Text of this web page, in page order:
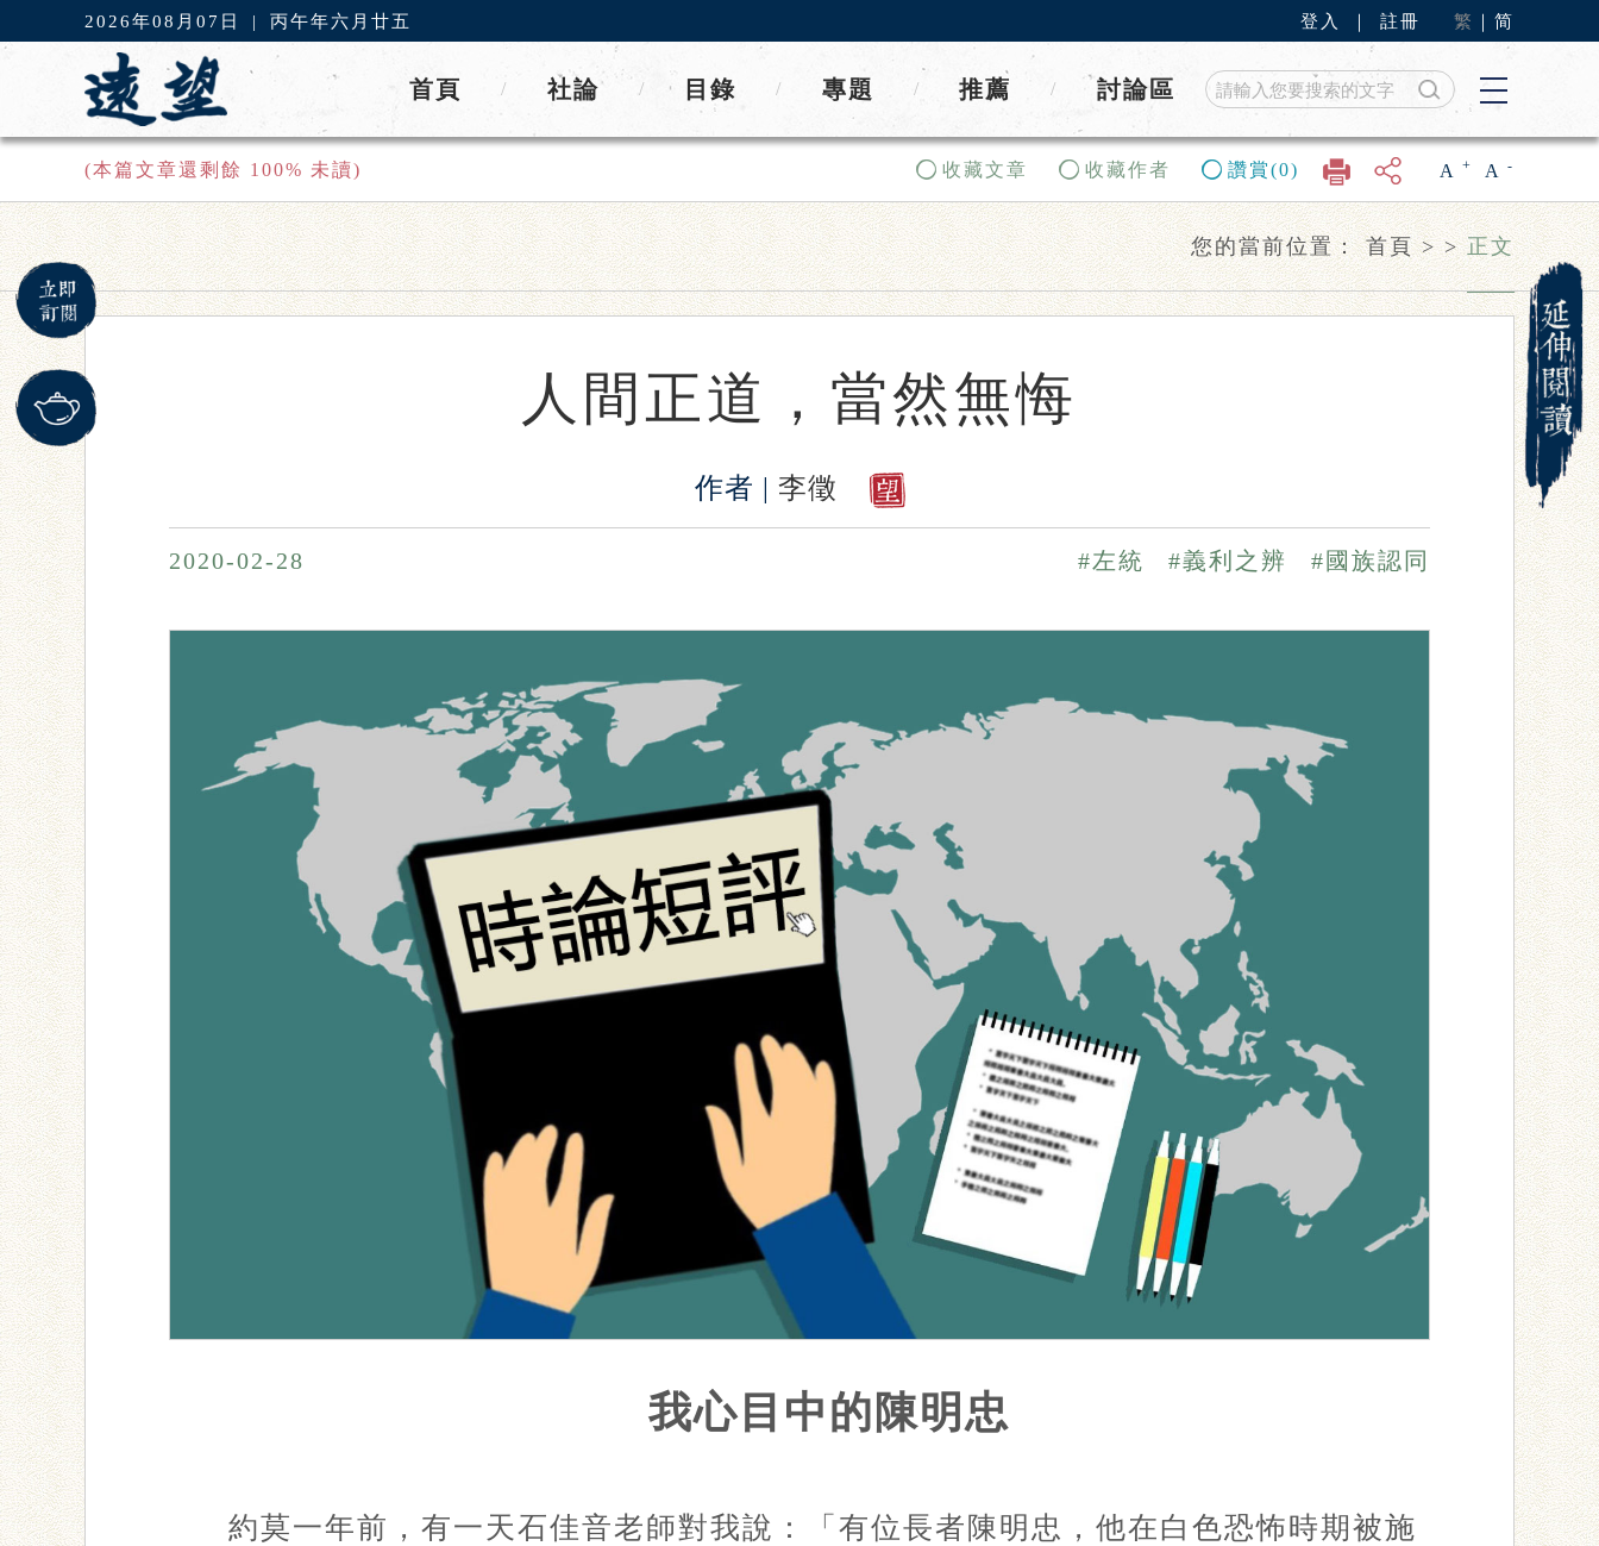
2026年08月07日 | 丙午年六月廿五 登入 註冊 繁 简
首頁 / 社論 / 目錄 / 專題 / 推薦 / 討論區
(本篇文章還剩餘 100% 未讀) 收藏文章 收藏作者 讚賞(0) A + A -
您的當前位置：首頁>>正文
人間正道，當然無悔
作者 | 李徵
2020-02-28 #國族認同
#義利之辨
#左統
我心目中的陳明忠
約莫一年前，有一天石佳音老師對我說：「有位長者陳明忠，他在白色恐怖時期被施